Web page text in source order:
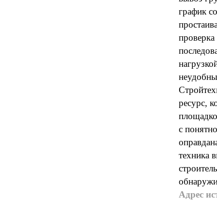
график
ресурс,
с
техника
Адрес